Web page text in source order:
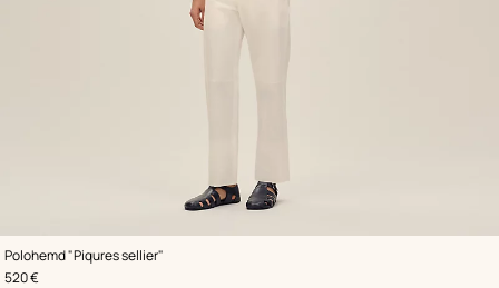
Polohemd "Piqures sellier"
,Farbe:
Rot
,Preis
520 €